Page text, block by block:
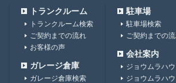
トランクルーム
トランクルーム検索
ご契約までの流れ
お客様の声
ガレージ倉庫
ガレージ倉庫検索
駐車場
駐車場検索
ご契約までの
会社案内
ジョウムラハ
ジョウムラハ